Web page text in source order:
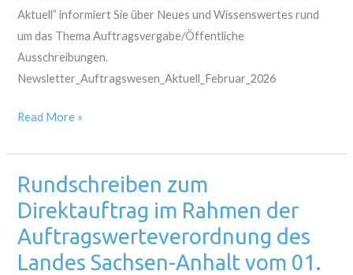
Aktuell” informiert Sie über Neues und Wissenswertes rund
um das Thema Auftragsvergabe/Öffentliche
Ausschreibungen.
Newsletter_Auftragswesen_Aktuell_Februar_2026
Februar
2026
Read More »
Rundschreiben zum
Direktauftrag im Rahmen der
Auftragswerteverordnung des
Landes Sachsen-Anhalt vom 01.
Rundschreiben
zum
Direktauftrag
im
Rahmen